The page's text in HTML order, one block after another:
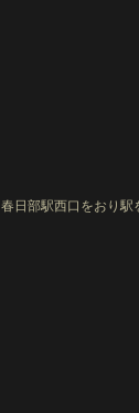
春日部駅西口をおり駅